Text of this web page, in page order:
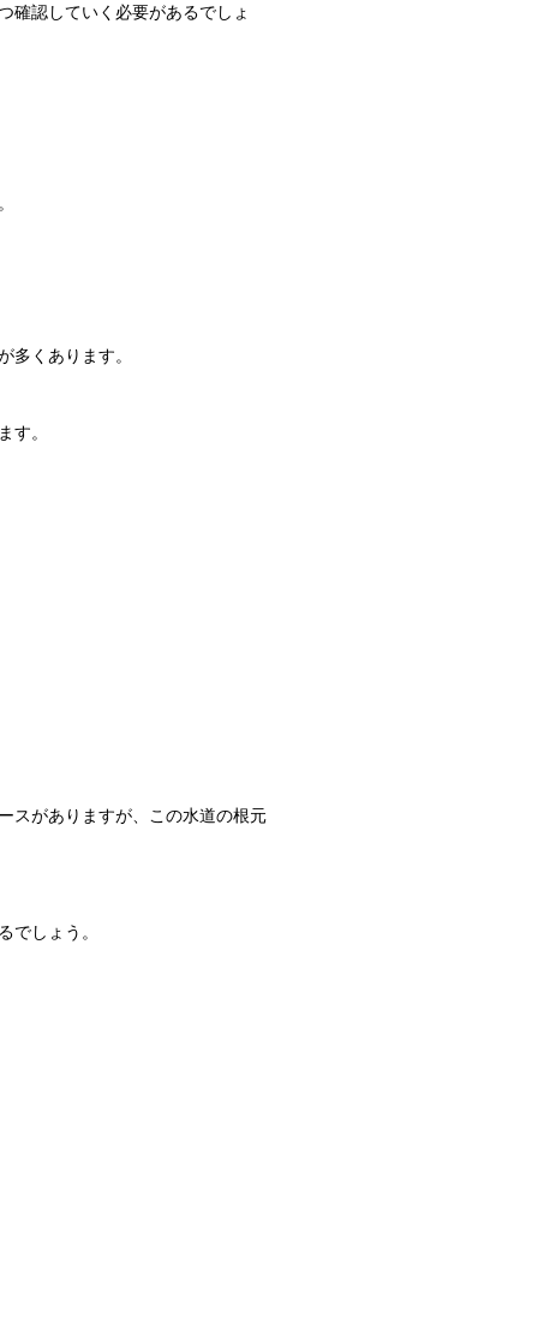
確認していく必要があるでしょ
多くあります。
す。
スがありますが、この水道の根元
でしょう。